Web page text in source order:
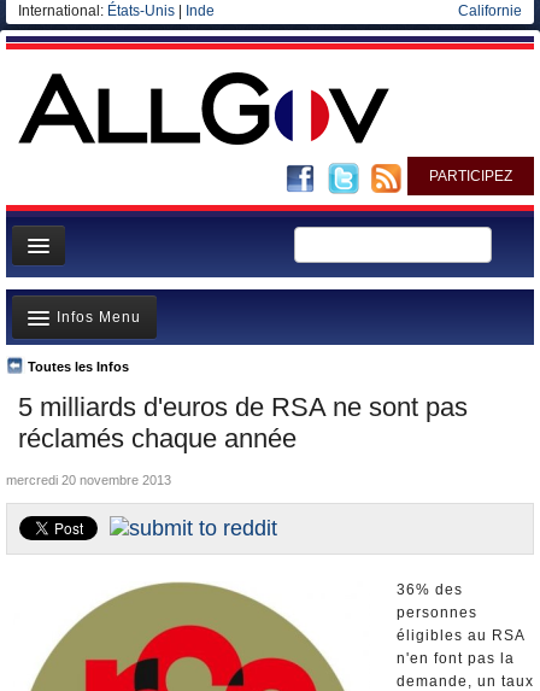
International: États-Unis Inde Californie
PARTICIPEZ
Page d'accueil
Infos
Gouvernement
Ministères/Directions
Blog
Elections européennes
5 milliards d'euros de RSA ne sont pas
réclamés chaque année
Toutes les Infos
Infos Menu
A la Une
Polémiques
La France et le Monde
Nominations et Démissions
Elections européennes
Infos insolites
mercredi 20 novembre 2013
36% des
personnes
éligibles au RSA
n'en font pas la
demande, un taux